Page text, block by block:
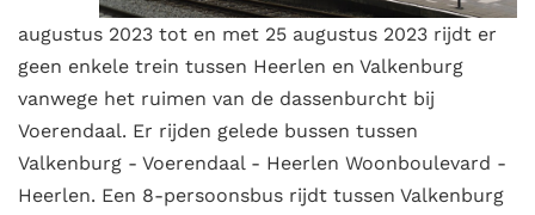
augustus 2023 tot en met 25 augustus 2023 rijdt er
geen enkele trein tussen Heerlen en Valkenburg
vanwege het ruimen van de dassenburcht bij
Voerendaal. Er rijden gelede bussen tussen
Valkenburg - Voerendaal - Heerlen Woonboulevard -
Heerlen. Een 8-persoonsbus rijdt tussen Valkenburg